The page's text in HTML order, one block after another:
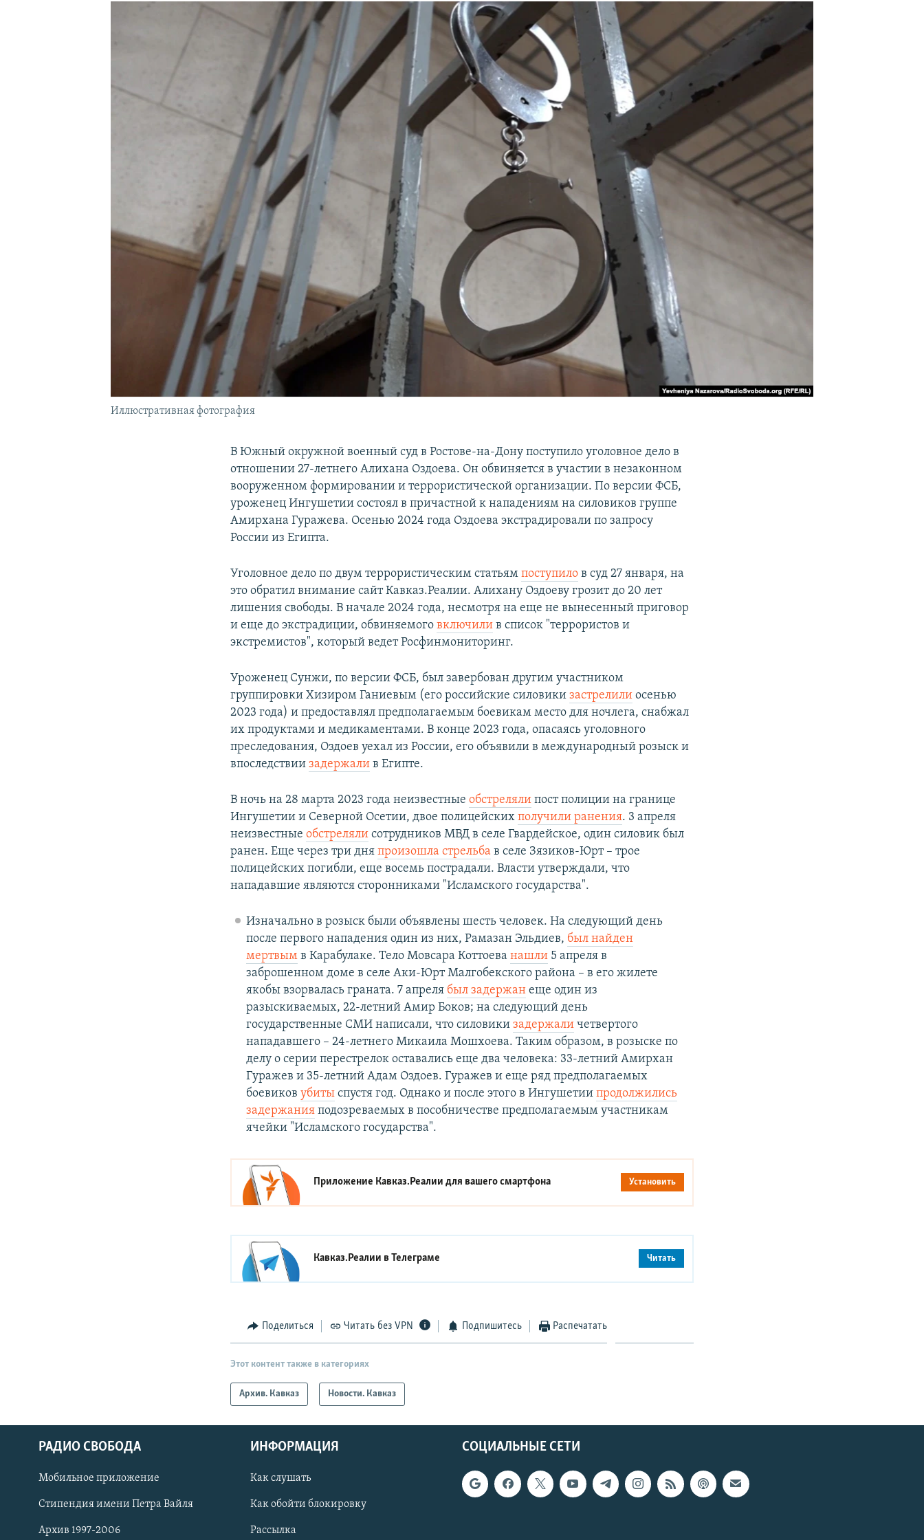
СОЦИАЛЬНЫЕ СЕТИ
Иллюстративная фотография
В Южный окружной военный суд в Ростове-на-Дону поступило уголовное дело в
отношении 27-летнего Алихана Оздоева. Он обвиняется в участии в незаконном
вооруженном формировании и террористической организации. По версии ФСБ,
уроженец Ингушетии состоял в причастной к нападениям на силовиков группе
Амирхана Гуражева. Осенью 2024 года Оздоева экстрадировали по запросу
России из Египта.
Уголовное дело по двум террористическим статьямпоступило в суд 27 января, на
это обратил внимание сайт Кавказ.Реалии. Алихану Оздоеву грозит до 20 лет
лишения свободы. В начале 2024 года, несмотря на еще не вынесенный приговор
и еще до экстрадиции, обвиняемоговключили в список "террористов и
экстремистов", который ведет Росфинмониторинг.
Уроженец Сунжи, по версии ФСБ, был завербован другим участником
группировки Хизиром Ганиевым (его российские силовикизастрелили осенью
2023 года) и предоставлял предполагаемым боевикам место для ночлега, снабжал
их продуктами и медикаментами. В конце 2023 года, опасаясь уголовного
преследования, Оздоев уехал из России, его объявили в международный розыск и
впоследствиизадержали в Египте.
В ночь на 28 марта 2023 года неизвестныеобстреляли пост полиции на границе
Ингушетии и Северной Осетии, двое полицейскихполучили ранения. 3 апреля
неизвестныеобстреляли сотрудников МВД в селе Гвардейское, один силовик был
ранен. Еще через три дняпроизошла стрельба в селе Зязиков-Юрт – трое
полицейских погибли, еще восемь пострадали. Власти утверждали, что
нападавшие являются сторонниками "Исламского государства".
Изначально в розыск были объявлены шесть человек. На следующий день
после первого нападения один из них, Рамазан Эльдиев, был найден
мертвымв Карабулаке. Тело Мовсара Коттоева нашли5 апреля в
заброшенном доме в селе Аки-Юрт Малгобекского района – в его жилете
якобы взорвалась граната. 7 апреля был задержанеще один из
разыскиваемых, 22-летний Амир Боков; на следующий день
государственные СМИ написали, что силовики задержаличетвертого
нападавшего – 24-летнего Микаила Мошхоева. Таким образом, в розыске по
делу о серии перестрелок оставались еще два человека: 33-летний Амирхан
Гуражев и 35-летний Адам Оздоев. Гуражев и еще ряд предполагаемых
боевиков убитыспустя год. Однако и после этого в Ингушетии продолжились
задержанияподозреваемых в пособничестве предполагаемым участникам
ячейки "Исламского государства".
Приложение Кавказ.Реалии для вашего смартфона Установить
Кавказ.Реалии вТелеграме Читать
Поделиться Читать без VPN Подпишитесь Распечатать
Этот контент также в категориях
Архив. Кавказ Новости. Кавказ
СОЦИАЛЬНЫЕ СЕТИ
РАДИО СВОБОДА
Мобильное приложение
Стипендия имени Петра Вайля
Архив 1997-2006
ИНФОРМАЦИЯ
Как слушать
Как обойти блокировку
Рассылка